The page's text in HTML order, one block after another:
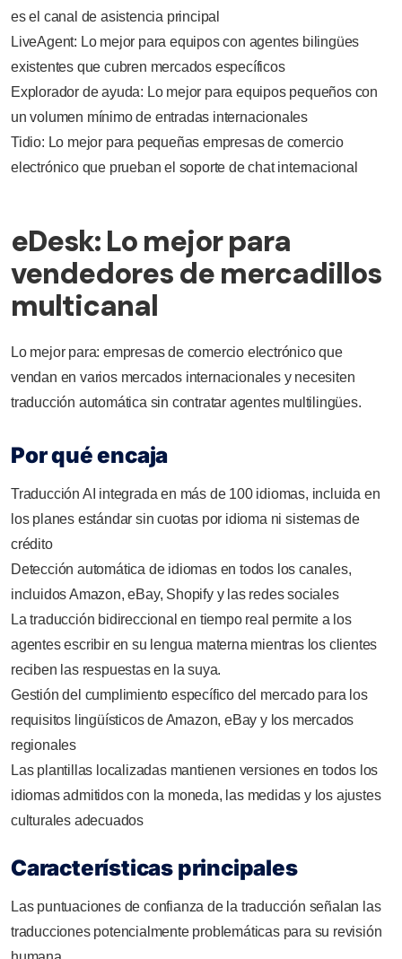
es el canal de asistencia principal
LiveAgent: Lo mejor para equipos con agentes bilingües
existentes que cubren mercados específicos
Explorador de ayuda: Lo mejor para equipos pequeños con
un volumen mínimo de entradas internacionales
Tidio: Lo mejor para pequeñas empresas de comercio
electrónico que prueban el soporte de chat internacional
eDesk: Lo mejor para
vendedores de mercadillos
multicanal
Lo mejor para: empresas de comercio electrónico que
vendan en varios mercados internacionales y necesiten
traducción automática sin contratar agentes multilingües.
Por qué encaja
Traducción AI integrada en más de 100 idiomas, incluida en
los planes estándar sin cuotas por idioma ni sistemas de
crédito
Detección automática de idiomas en todos los canales,
incluidos Amazon, eBay, Shopify y las redes sociales
La traducción bidireccional en tiempo real permite a los
agentes escribir en su lengua materna mientras los clientes
reciben las respuestas en la suya.
Gestión del cumplimiento específico del mercado para los
requisitos lingüísticos de Amazon, eBay y los mercados
regionales
Las plantillas localizadas mantienen versiones en todos los
idiomas admitidos con la moneda, las medidas y los ajustes
culturales adecuados
Características principales
Las puntuaciones de confianza de la traducción señalan las
traducciones potencialmente problemáticas para su revisión